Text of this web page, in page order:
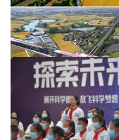
四川
陕西
新疆 内
多语种频道
万吨桥梁转体跨越